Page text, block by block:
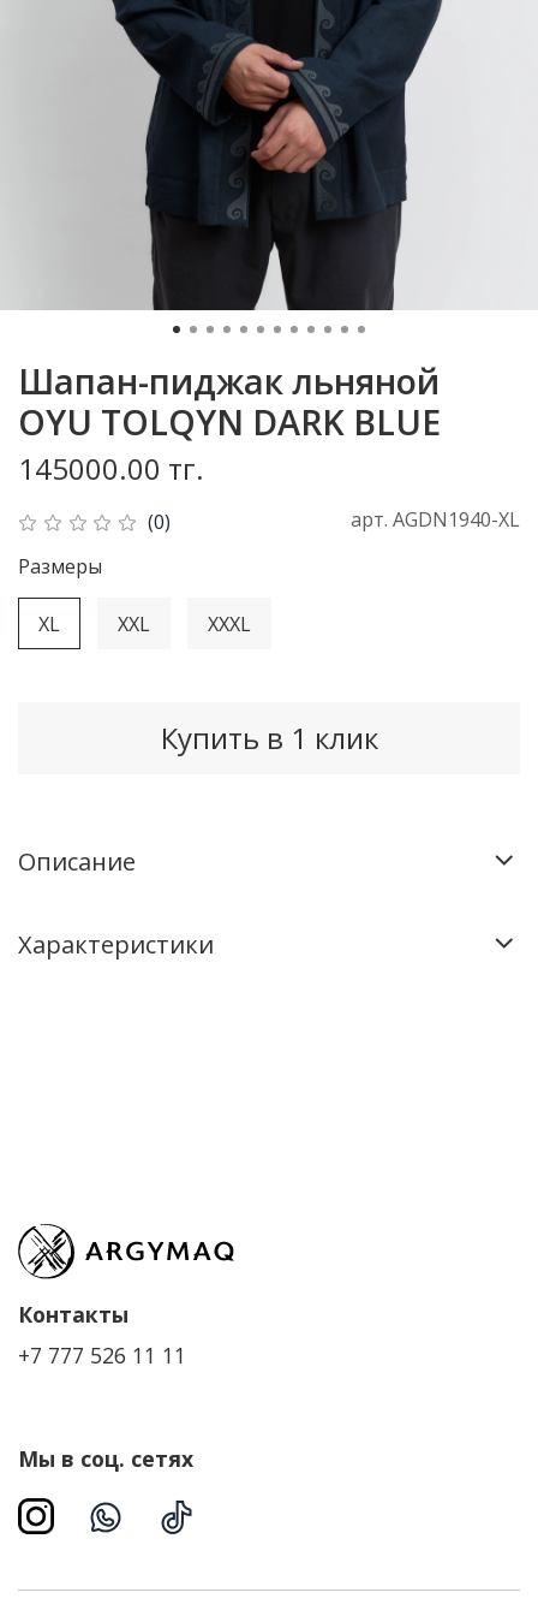
(0) арт. AGDN1940-XL
Шапан-пиджак льняной
OYU TOLQYN DARK BLUE
145000.00 тг.
Купить в 1 клик
Рaзмеры
XL XXL XXXL
Описание
Характеристики
Контакты
+7 777 526 11 11
Мы в соц. сетях